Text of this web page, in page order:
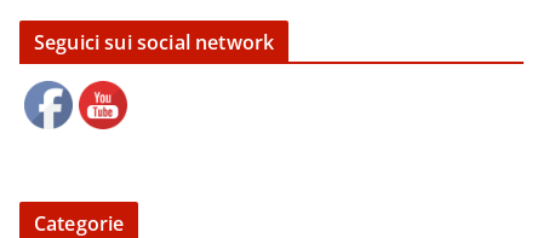
Seguici sui social network
Categorie